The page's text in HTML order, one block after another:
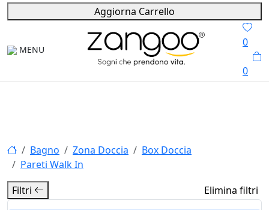
Aggiorna Carrello
MENU
0
0
Bagno Zona Doccia
Box Doccia
Pareti Walk In
Filtri
Elimina filtri